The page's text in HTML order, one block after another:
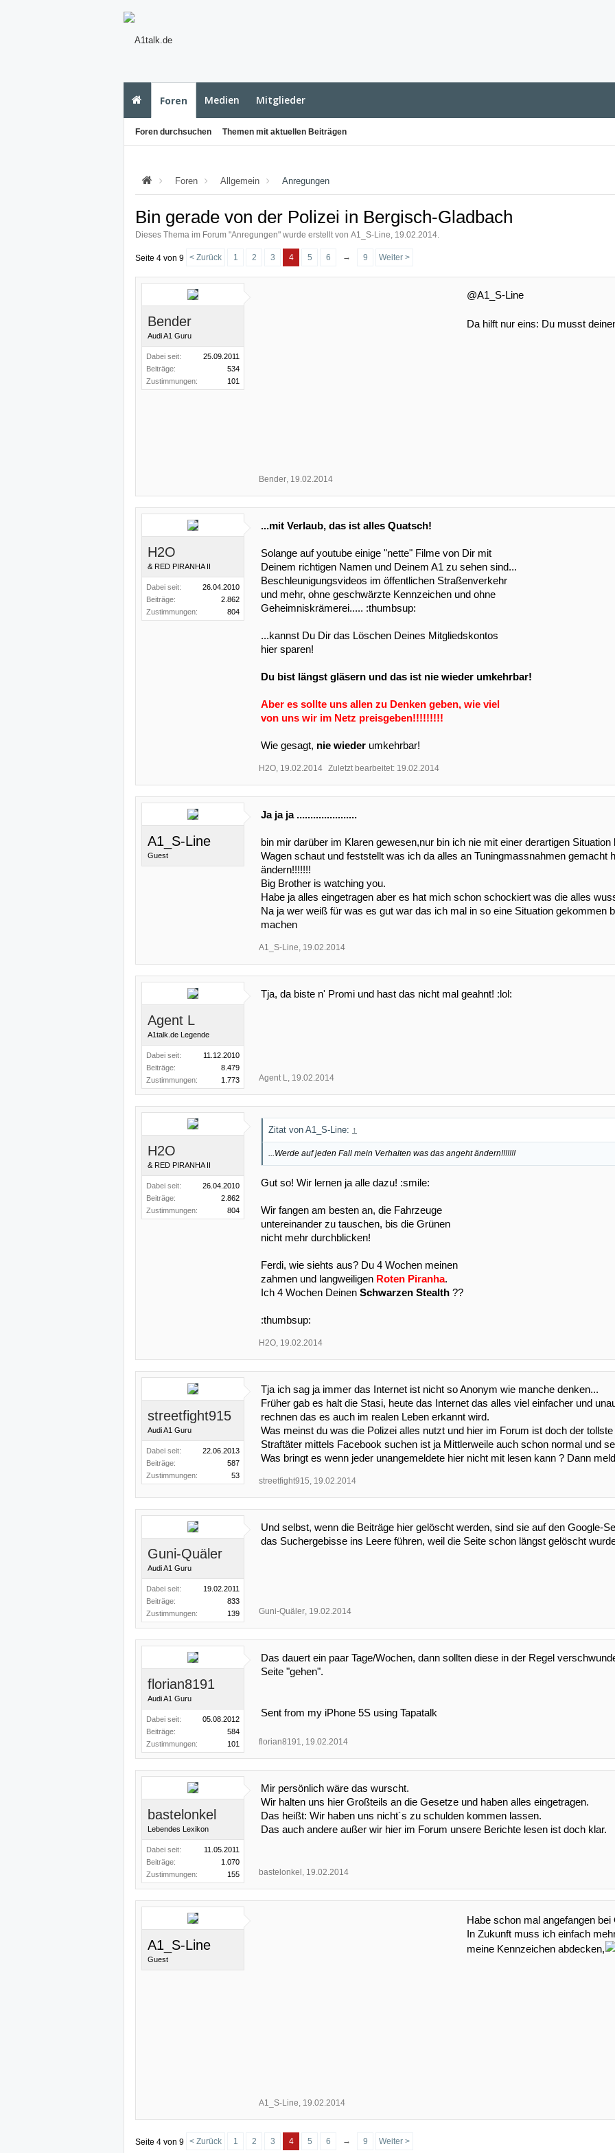
Foren
Foren durchsuchen Themen mit aktuellen Beiträgen
Medien Mitglieder
Foren Allgemein Anregungen
Bin gerade von der Polizei in Bergisch-Gladbach
Dieses Thema im Forum "Anregungen" wurde erstellt von A1_S-Line, 19.02.2014.
Seite 4 von 9 < Zurück 1 2 3 4 5 6 → 9 Weiter >
Bender
Audi A1 Guru
Dabei seit:
25.09.2011
Beiträge:
534
Zustimmungen:
101
@A1_S-Line
Da hilft nur eins: Du musst
Bender, 19.02.2014
H2O
& RED PIRANHA II
Dabei seit:
26.04.2010
Beiträge:
2.862
Zustimmungen:
804
...mit Verlaub, das ist alles Quatsch!
Solange auf youtube einige "nette" Filme von Dir mit
Deinem richtigen Namen und Deinem A1 zu sehen sind...
Beschleunigungsvideos im öffentlichen Straßenverkehr
und mehr, ohne geschwärzte Kennzeichen und ohne
Geheimniskrämerei..... :thumbsup:
...kannst Du Dir das Löschen Deines Mitgliedskontos
hier sparen!
Du bist längst gläsern und das ist nie wieder umkehrbar!
Aber es sollte uns allen zu Denken geben, wie viel
von uns wir im Netz preisgeben!!!!!!!!!
Wie gesagt, nie wieder umkehrbar!
H2O, 19.02.2014 Zuletzt bearbeitet: 19.02.2014
A1_S-Line
Guest
Ja ja ja ......................
bin mir darüber im Klaren gewesen,nur bin ich nie mit einer derartigen
Wagen schaut und feststellt was ich da alles an Tuningmassnahmen gemacht
ändern!!!!!!!
Big Brother is watching you.
Habe ja alles eingetragen aber es hat mich schon schockiert was die alles
Na ja wer weiß für was es gut war das ich mal in so eine Situation gekommen
machen
A1_S-Line, 19.02.2014
Agent L
A1talk.de Legende
Dabei seit:
11.12.2010
Beiträge:
8.479
Zustimmungen:
1.773
Tja, da biste n' Promi und hast das nicht mal geahnt! :lol:
Agent L, 19.02.2014
H2O
& RED PIRANHA II
Dabei seit:
26.04.2010
Beiträge:
2.862
Zustimmungen:
804
Zitat von A1_S-Line: ↑
...Werde auf jeden Fall mein Verhalten was das angeht ändern!!!!!!!
Gut so! Wir lernen ja alle dazu! :smile:
Wir fangen am besten an, die Fahrzeuge
untereinander zu tauschen, bis die Grünen
nicht mehr durchblicken!
Ferdi, wie siehts aus? Du 4 Wochen meinen
zahmen und langweiligen Roten Piranha.
Ich 4 Wochen Deinen Schwarzen Stealth ??
:thumbsup:
H2O 19.02.2014
streetfight915
Audi A1 Guru
Dabei seit:
22.06.2013
Beiträge:
587
Zustimmungen:
53
Tja ich sag ja immer das Internet ist nicht so Anonym wie manche denken...
Früher gab es halt die Stasi, heute das Internet das alles viel einfacher und
rechnen das es auch im realen Leben erkannt wird.
Was meinst du was die Polizei alles nutzt und hier im Forum ist doch der
Straftäter mittels Facebook suchen ist ja Mittlerweile auch schon normal und
Was bringt es wenn jeder unangemeldete hier nicht mit lesen kann ? Dann
streetfight915 19.02.2014
Guni-Quäler
Audi A1 Guru
Dabei seit:
19.02.2011
Beiträge:
833
Zustimmungen:
139
Und selbst, wenn die Beiträge hier gelöscht werden, sind sie auf den Google-
das Suchergebisse ins Leere führen, weil die Seite schon längst gelöscht
Guni-Quäler 19.02.2014
florian8191
Audi A1 Guru
Dabei seit:
05.08.2012
Beiträge:
584
Zustimmungen:
101
Das dauert ein paar Tage/Wochen, dann sollten diese in der Regel
Seite "gehen".
Sent from my iPhone 5S using Tapatalk
florian8191 19.02.2014
bastelonkel
Lebendes Lexikon
Dabei seit:
11.05.2011
Beiträge:
1.070
Zustimmungen:
155
Mir persönlich wäre das wurscht.
Wir halten uns hier Großteils an die Gesetze und haben alles eingetragen.
Das heißt: Wir haben uns nicht´s zu schulden kommen lassen.
Das auch andere außer wir hier im Forum unsere Berichte lesen ist doch klar.
bastelonkel 19.02.2014
A1_S-Line
Guest
Habe schon mal angefangen
In Zukunft muss ich einfach
meine Kennzeichen abdecken,
A1_S-Line 19.02.2014
Seite 4 von 9 < Zurück 1 2 3 4 5 6 → 9 Weiter >